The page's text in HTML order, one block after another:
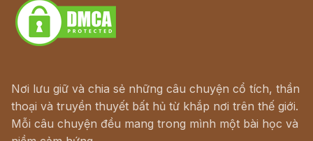
Nơi lưu giữ và chia sẻ những câu chuyện cổ tích, thần
thoại và truyền thuyết bất hủ từ khắp nơi trên thế giới.
Mỗi câu chuyện đều mang trong mình một bài học và